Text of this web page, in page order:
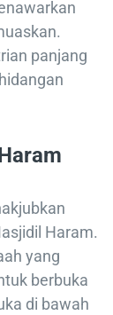
panjang
Haram.
yang
berbuka
di bawah